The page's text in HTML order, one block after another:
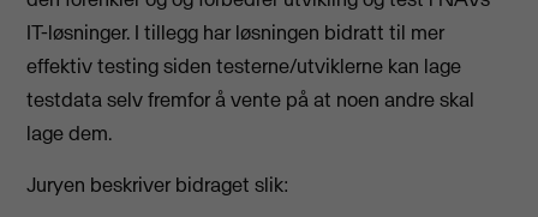
IT-løsninger. I tillegg har løsningen bidratt til mer
effektiv testing siden testerne/utviklerne kan lage
testdata selv fremfor å vente på at noen andre skal
lage dem.
Juryen beskriver bidraget slik: